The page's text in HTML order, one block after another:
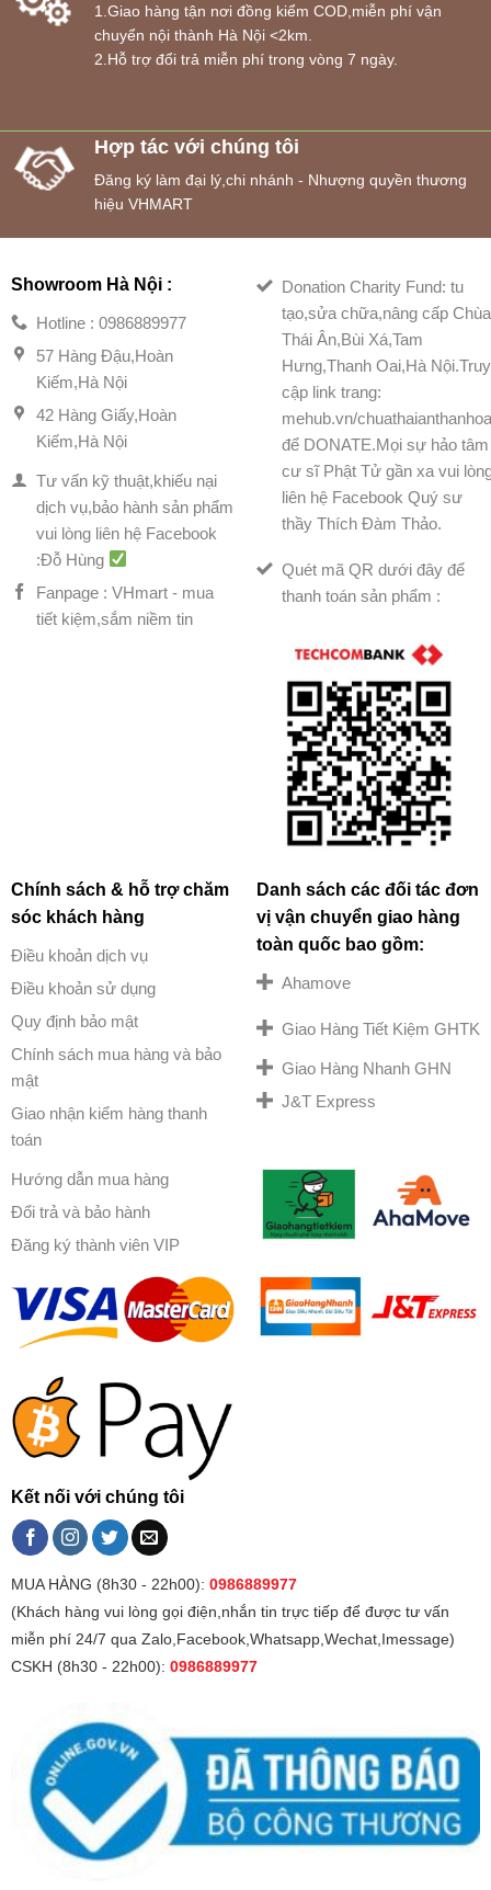
1.Giao hàng tận nơi đồng kiểm COD,miễn phí vận
chuyển nội thành Hà Nội <2km.
2.Hỗ trợ đổi trả miễn phí trong vòng 7 ngày.
Hợp tác với chúng tôi
Đăng ký làm đại lý,chi nhánh - Nhượng quyền thương
hiệu VHMART
Showroom Hà Nội :
Hotline : 0986889977
57 Hàng Đậu,Hoàn
Kiếm,Hà Nội
42 Hàng Giấy,Hoàn
Kiếm,Hà Nội
Tư vấn kỹ thuật,khiếu nại
dịch vụ,bảo hành sản phẩm
vui lòng liên hệ Facebook
:Đỗ Hùng
Fanpage : VHmart - mua
tiết kiệm,sắm niềm tin
Donation Charity Fund: tu
tạo,sửa chữa,nâng cấp Chùa
Thái Ân,Bùi Xá,Tam
Hưng,Thanh Oai,Hà Nội.Truy
cập link trang:
mehub.vn/
để DONATE.Mọi sự hảo tâm
cư sĩ Phật Tử gần xa vui
liên hệ Facebook Quý sư
thầy Thích Đàm Thảo.
Quét mã QR dưới đây để
thanh toán sản phẩm :
Chính sách & hỗ trợ chăm
sóc khách hàng
Điều khoản dịch vụ
Điều khoản sử dụng
Quy định bảo mật
Chính sách mua hàng và bảo
mật
Giao nhận kiểm hàng thanh
toán
Hướng dẫn mua hàng
Đổi trả và bảo hành
Đăng ký thành viên VIP
Danh sách các đối tác đơn
vị vận chuyển giao hàng
toàn quốc bao gồm:
Ahamove
Giao Hàng Tiết Kiệm GHTK
Giao Hàng Nhanh GHN
J&T Express
Kết nối với chúng tôi
MUA HÀNG (8h30 - 22h00): 0986889977
(Khách hàng vui lòng gọi điện,nhắn tin trực tiếp để được tư vấn
miễn phí 24/7 qua Zalo,Facebook,Whatsapp,Wechat,Imessage)
CSKH (8h30 - 22h00): 0986889977